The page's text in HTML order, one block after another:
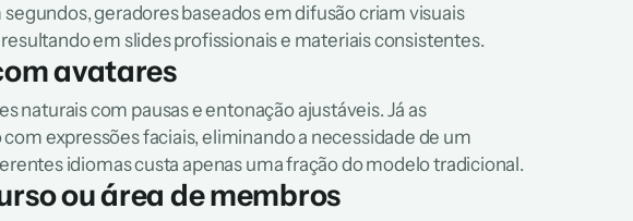
geradores baseados em difusão criam visuais
em slides profissionais e materiais consistentes.
avatares
naturais com pausas e entonação ajustáveis. Já as
expressões faciais, eliminando a necessidade de um
idiomas custa apenas uma fração do modelo tradicional.
ou área de membros